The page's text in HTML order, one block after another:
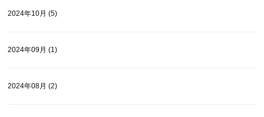
2024年10月 (5)
2024年09月 (1)
2024年08月 (2)